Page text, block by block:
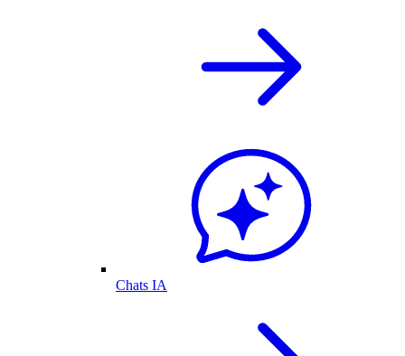
Chats IA